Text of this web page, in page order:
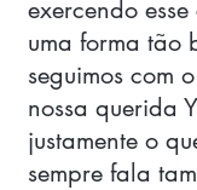
exercendo
uma forma tão
seguimos com
nossa querida
justamente o
sempre fala